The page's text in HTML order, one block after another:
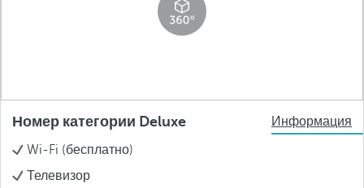
Номер категории Deluxe
Информация
Wi-Fi (бесплатно)
Телевизор